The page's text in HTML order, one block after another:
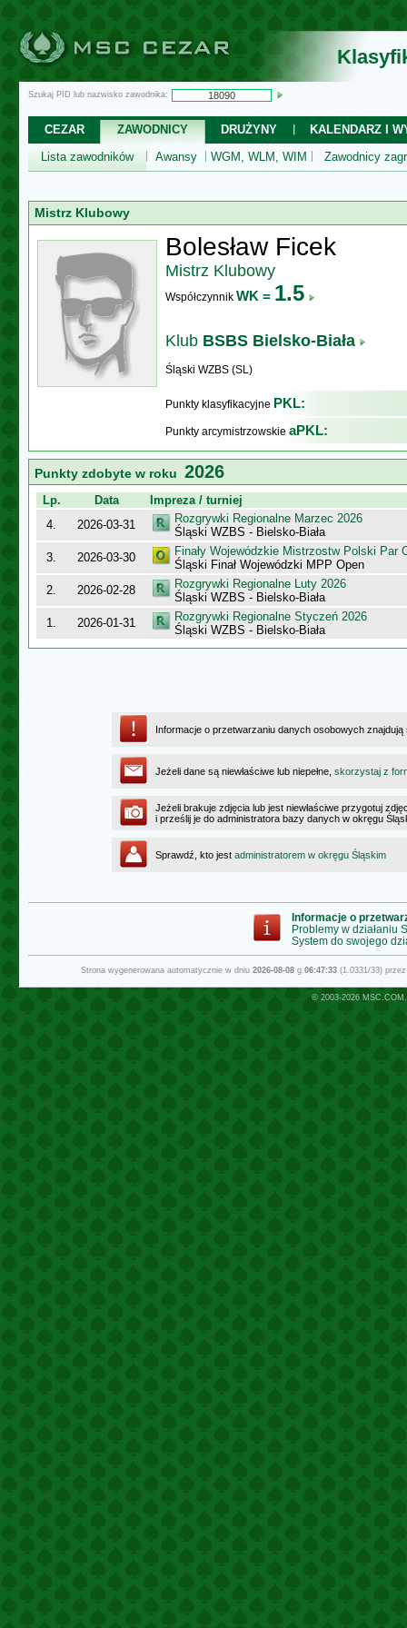
Szukaj PID lub nazwisko zawodnika:
CEZAR ZAWODNICY DRUŻYNY
KALENDARZ I
Lista zawodników
Awansy WGM, WLM, WIM Zawodnicy
Mistrz Klubowy
Bolesław Ficek
Mistrz Klubowy
Współczynnik WK = 1.5
Klub BSBS Bielsko-Biała
Śląski WZBS (SL)
Punkty klasyfikacyjne PKL:
Punkty arcymistrzowskie aPKL:
Punkty zdobyte w roku 2026
Lp. Data
Impreza / turniej
4.
2026-03-31
Rozgrywki Regionalne Marzec 2026
Śląski WZBS - Bielsko-Biała
3.
2026-03-30
Finały Wojewódzkie Mistrzostw Polski Par
Śląski Finał Wojewódzki MPP Open
2.
2026-02-28
Rozgrywki Regionalne Luty 2026
Śląski WZBS - Bielsko-Biała
1.
2026-01-31
Rozgrywki Regionalne Styczeń 2026
Śląski WZBS - Bielsko-Biała
Informacje o przetwarzaniu danych osobowych
Jeżeli dane są niewłaściwe lub niepełne, skorzystaj z
Jeżeli brakuje zdjęcia lub jest niewłaściwe przygotuj
i prześlij je do administratora bazy danych w okręgu
Sprawdź, kto jest administratorem w okręgu Śląskim
Informacje o
Problemy w działaniu
System do swojego
Strona wygenerowana automatycznie w dniu 2026-08-08g.06:47:33(1.0331/33)
© 2003-2026